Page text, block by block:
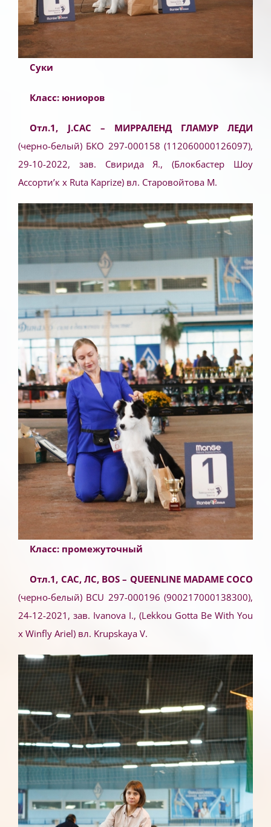
Суки
Класс: юниоров
Отл.1, J.CAC
– МИРРАЛЕНД ГЛАМУР ЛЕДИ
(черно-белый) БКО 297-000158 (112060000126097),
29-10-2022, зав. Свирида Я., (Блокбастер Шоу
Ассорти’к x Ruta Kaprize) вл. Старовойтова М.
Класс: промежуточный
Отл.1, САС, ЛС, BOS – QUEENLINE MADAME COCO
(черно-белый) BCU 297-000196 (900217000138300),
24-12-2021, зав. Ivanova I., (Lekkou Gotta Be With You
x Winfly Ariel) вл. Krupskaya V.